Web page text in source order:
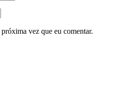
vez que eu comentar.